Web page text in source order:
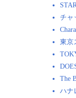
チャ
Chara
東京
The
ハナ